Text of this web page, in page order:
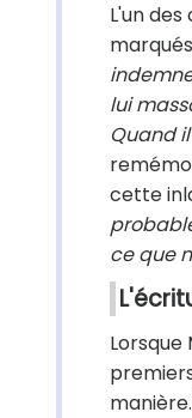
L'un
lui
Quand
cette
ce que